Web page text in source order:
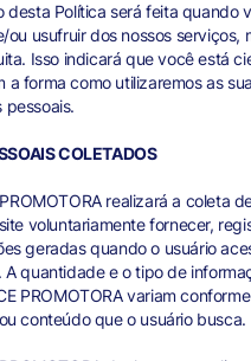
desta Política será feita quando
ou usufruir dos nossos serviços,
Isso indicará que você está
a forma como utilizaremos as
pessoais.
COLETADOS
realizará a coleta
voluntariamente fornecer,
geradas quando o usuário
A quantidade e o tipo de
PROMOTORA variam
conteúdo que o usuário busca.